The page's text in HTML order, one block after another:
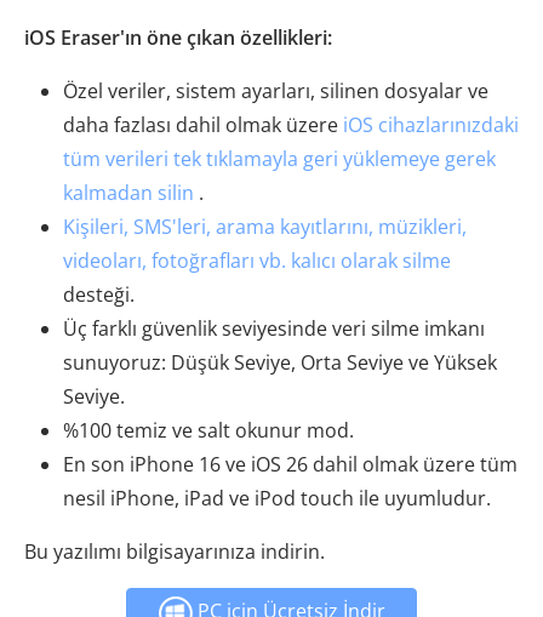
iOS Eraser'ın öne çıkan özellikleri:
Özel veriler, sistem ayarları, silinen dosyalar ve
daha fazlası dahil olmak üzere iOS cihazlarınızdaki
tüm verileri tek tıklamayla geri yüklemeye gerek
kalmadan silin .
Kişileri, SMS'leri, arama kayıtlarını, müzikleri,
videoları, fotoğrafları vb. kalıcı olarak silme
desteği.
Üç farklı güvenlik seviyesinde veri silme imkanı
sunuyoruz: Düşük Seviye, Orta Seviye ve Yüksek
Seviye.
%100 temiz ve salt okunur mod.
En son iPhone 16 ve iOS 26 dahil olmak üzere tüm
nesil iPhone, iPad ve iPod touch ile uyumludur.
Bu yazılımı bilgisayarınıza indirin.
PC için Ücretsiz İndir